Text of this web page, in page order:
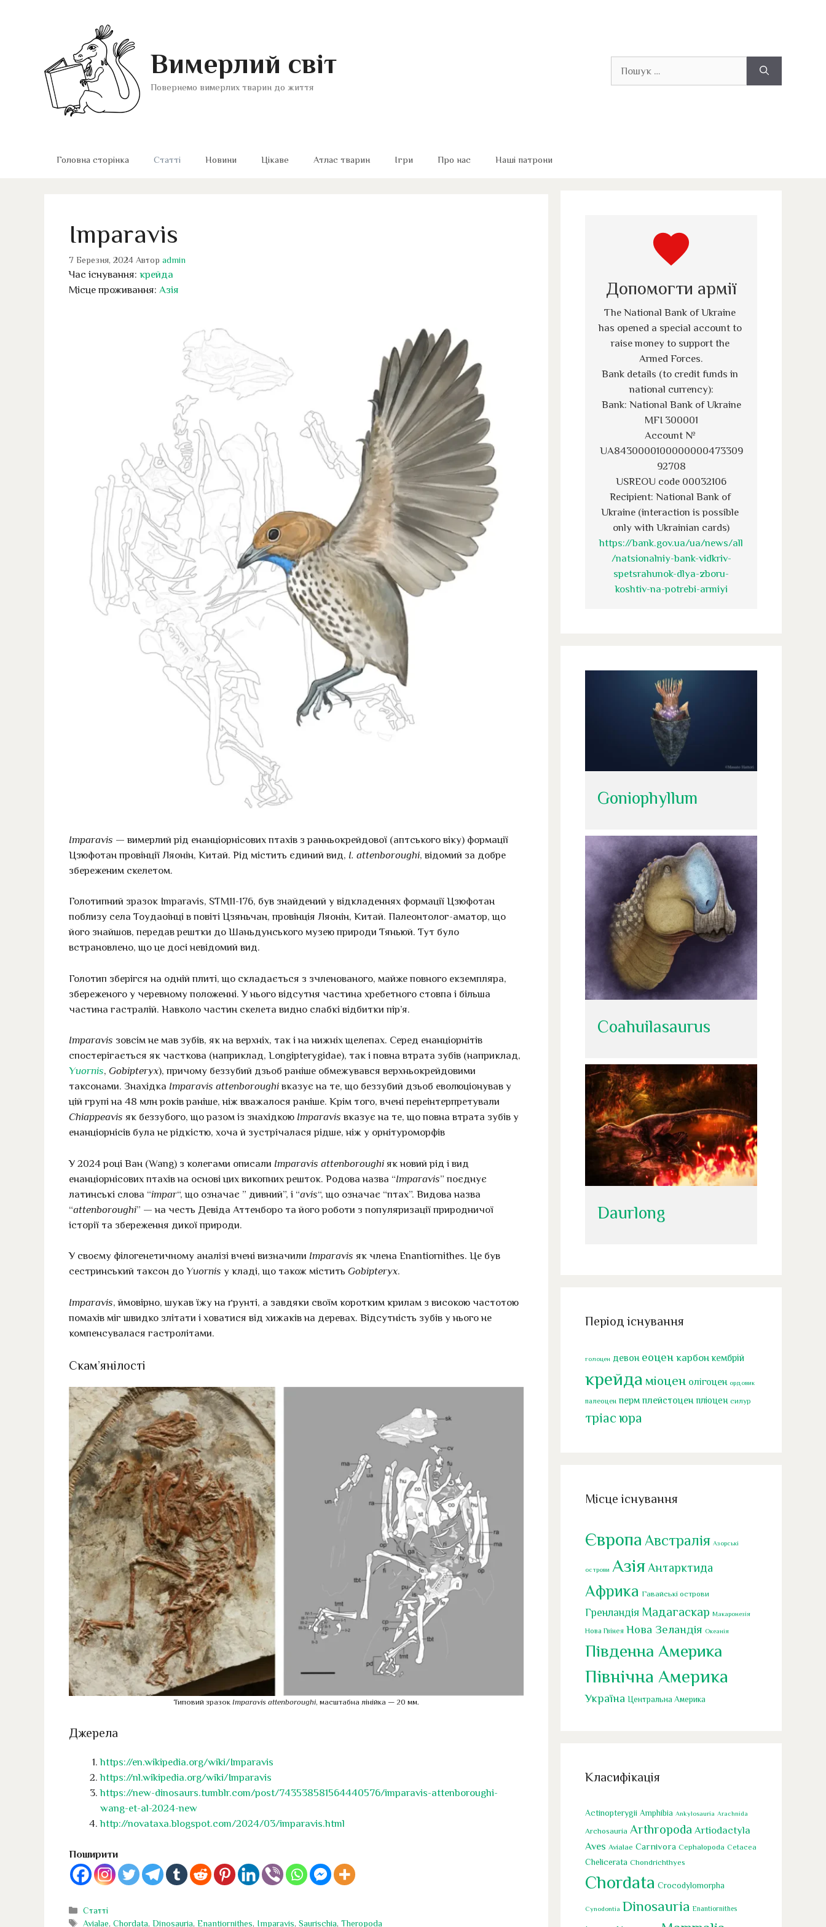
Вимерлий світ
Повернемо вимерлих тварин до життя
Головна сторінка Статті Новини Цікаве Атлас тварин Ігри Про нас Наші патрони
Imparavis
7 Березня, 2024 Автор admin
Час існування: крейда
Місце проживання: Азія
Imparavis — вимерлий рід енанціорнісових птахів з ранньокрейдової (аптського віку) формації
Цзюфотан провінції Ляонін, Китай. Рід містить єдиний вид, I. attenboroughi, відомий за добре
збереженим скелетом.
Голотипний зразок Imparavis, STM11-176, був знайдений у відкладеннях формації Цзюфотан
поблизу села Тоудаоінці в повіті Цзяньчан, провінція Ляонін, Китай. Палеонтолог-аматор, що
його знайшов, передав рештки до Шаньдунського музею природи Тяньюй. Тут було
встрановлено, що це досі невідомий вид.
Голотип зберігся на одній плиті, що складається з зчленованого, майже повного екземпляра,
збереженого у черевному положенні. У нього відсутня частина хребетного стовпа і більша
частина гастралій. Навколо частин скелета видно слабкі відбитки пір’я.
Imparavis зовсім не мав зубів, як на верхніх, так і на нижніх щелепах. Серед енанціорнітів
спостерігається як часткова (наприклад, Longipterygidae), так і повна втрата зубів (наприклад,
Yuornis, Gobipteryx), причому беззубий дзьоб раніше обмежувався верхньокрейдовими
таксонами. Знахідка Imparavis attenboroughiвказує на те, що беззубий дзьоб еволюціонував у
цій групі на 48 млн років раніше, ніж вважалося раніше. Крім того, вчені переінтерпретували
Chiappeavis як беззубого, що разом із знахідкою Imparavis вказує на те, що повна втрата зубів у
енанціорнісів була не рідкістю, хоча й зустрічалася рідше, ніж у орнітуроморфів
У 2024 році Ван (Wang) з колегами описали Imparavis attenboroughi як новий рід і вид
енанціорнісових птахів на основі цих викопних решток. Родова назва “Imparavis” поєднує
латинські слова “impar“, що означає ” дивний”, і “avis“, що означає “птах”. Видова назва
“attenboroughi” — на честь Девіда Аттенборо та його роботи з популяризації природничої
історії та збереження дикої природи.
У своєму філогенетичному аналізі вчені визначили Imparavis як члена Enantiornithes. Це був
сестринський таксон до Yuornis у кладі, що також містить Gobipteryx.
Imparavis, ймовірно, шукав їжу на ґрунті, а завдяки своїм коротким крилам з високою частотою
помахів міг швидко злітати і ховатися від хижаків на деревах. Відсутність зубів у нього не
компенсувалася гастролітами.
Скам’янілості
Типовий зразок Imparavis attenboroughi, масштабна лінійка — 20 мм.
Джерела
https://en.wikipedia.org/wiki/Imparavis
https://nl.wikipedia.org/wiki/Imparavis
https://new-dinosaurs.tumblr.com/post/743538581564440576/imparavis-attenboroughi-
wang-et-al-2024-new
http://novataxa.blogspot.com/2024/03/imparavis.html
Поширити
Категорії
Статті
Позначки
Avialae,Chordata,Dinosauria,Enantiornithes, Imparavis,Saurischia,Theropoda
favorite
Допомогти армії
The National Bank of Ukraine
has opened a special account to
raise money to support the
Armed Forces.
Bank details (to credit funds in
national currency):
Bank: National Bank of Ukraine
MFI 300001
Account №
UA8430000100000000473309
92708
USREOU code 00032106
Recipient: National Bank of
Ukraine (interaction is possible
only with Ukrainian cards)
https://bank.gov.ua/ua/news/all
/natsionalniy-bank-vidkriv-
spetsrahunok-dlya-zboru-
koshtiv-na-potrebi-armiyi
Goniophyllum
Coahuilasaurus
Daurlong
Період існування
голоцен девон еоцен карбон кембрій
крейда міоцен олігоцен ордовик
палеоцен перм плейстоцен пліоцен силур
тріасюра
Місце існування
Європа Австралія Азорські
острови Азія Антарктида
Африка Гавайські острови
Гренландія Мадагаскар Макаронезія
Нова Гвінея Нова Зеландія Океанія
Південна Америка
Північна Америка
Україна Центральна Америка
Класифікація
Actinopterygii Amphibia Ankylosauria Arachnida
Archosauria Arthropoda Artiodactyla
Aves Avialae Carnivora Cephalopoda Cetacea
Chelicerata Chondrichthyes
Chordata Crocodylomorpha
Cynodontia Dinosauria Enantiornithes